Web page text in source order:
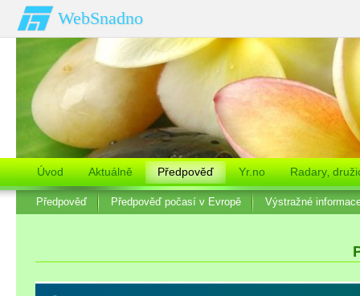
WebSnadno
Úvod Aktuálně Předpověď Yr.no Radary‚
Předpověď Předpověď počasí v Evropě Výstražné